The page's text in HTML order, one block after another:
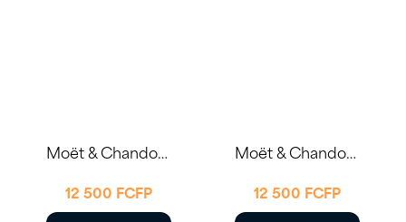
Moët & Chandon Brut Impérial 75cl – Let’s Celebrate
12 500 FCFP
Moët & Chandon Brut Impérial 75cl – Happy Birthday
12 500 FCFP